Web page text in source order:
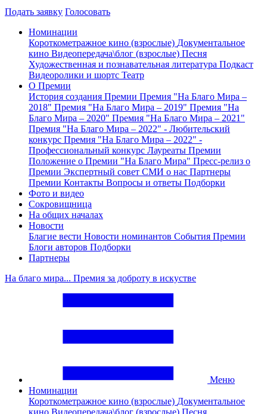
Подать заявку Голосовать
Номинации
Короткометражное кино (взрослые) Документальное
кино Видеопередача\блог (взрослые) Песня
Художественная и познавательная литература Подкаст
Видеоролики и шортс Театр
О Премии
История создания Премии Премия "На Благо Мира –
2018" Премия "На Благо Мира – 2019" Премия "На
Благо Мира – 2020" Премия "На Благо Мира – 2021"
Премия "На Благо Мира – 2022" - Любительский
конкурс Премия "На Благо Мира – 2022" -
Профессиональный конкурс Лауреаты Премии
Положение о Премии "На Благо Мира" Пресс-релиз о
Премии Экспертный совет СМИ о нас Партнеры
Премии Контакты Вопросы и ответы Подборки
Фото и видео
Сокровищница
На общих началах
Новости
Благие вести Новости номинантов События Премии
Блоги авторов Подборки
Партнеры
На благо мира... Премия за доброту в искустве
Меню
Номинации
Короткометражное кино (взрослые) Документальное
кино Видеопередача\блог (взрослые) Песня